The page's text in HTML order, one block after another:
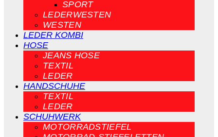
SPORT
LEDERWESTEN
WESTEN
LEDER KOMBI
HOSE
JEANS HOSE
TEXTIL
LEDER
HANDSCHUHE
TEXTIL
LEDER
SCHUHWERK
MOTORRADSTIEFEL